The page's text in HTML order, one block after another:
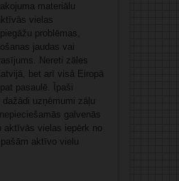
materiālu
vielas
problēmas,
jaudas vai
Nereti zāles
bet arī visā Eiropā
pasaulē. Īpaši
uzņēmumi zāļu
galvenās
aktīvās vielas iepērk no
aktīvo vielu